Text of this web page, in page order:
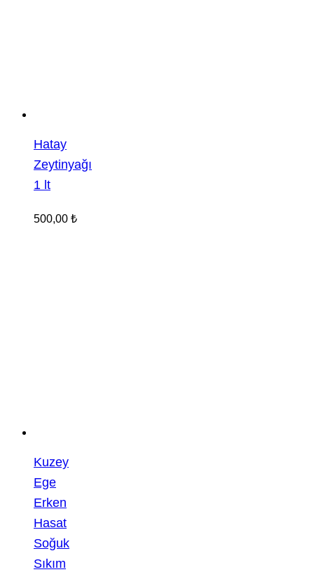
Hatay
Zeytinyağı
1 lt
500,00 ₺
Kuzey
Ege
Erken
Hasat
Soğuk
Sıkım